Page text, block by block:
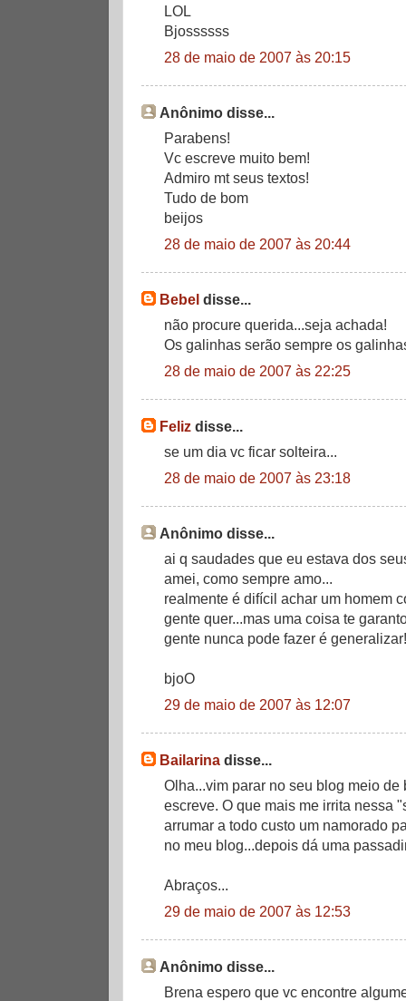
LOL
Bjossssss
28 de maio de 2007 às 20:15
Anônimo disse...
Parabens!
Vc escreve muito bem!
Admiro mt seus textos!
Tudo de bom
beijos
28 de maio de 2007 às 20:44
Bebel disse...
não procure querida...seja achada!
Os galinhas serão sempre os
28 de maio de 2007 às 22:25
Feliz disse...
se um dia vc ficar solteira...
28 de maio de 2007 às 23:18
Anônimo disse...
ai q saudades que eu estava dos
amei, como sempre amo...
realmente é difícil achar um homem
gente quer...mas uma coisa te
gente nunca pode fazer é
bjoO
29 de maio de 2007 às 12:07
Bailarina disse...
Olha...vim parar no seu blog meio
escreve. O que mais me irrita nessa
arrumar a todo custo um namorado
no meu blog...depois dá uma
Abraços...
29 de maio de 2007 às 12:53
Anônimo disse...
Brena espero que vc encontre